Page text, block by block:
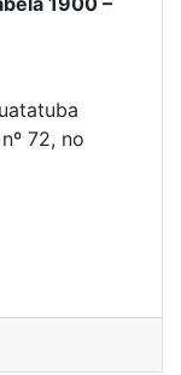
72, no